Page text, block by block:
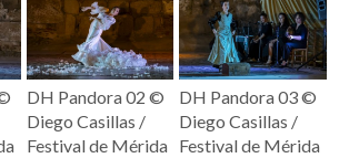
DH Pandora 02 ©
Diego Casillas /
Festival de Mérida
DH Pandora 03 ©
Diego Casillas /
Festival de Mérida